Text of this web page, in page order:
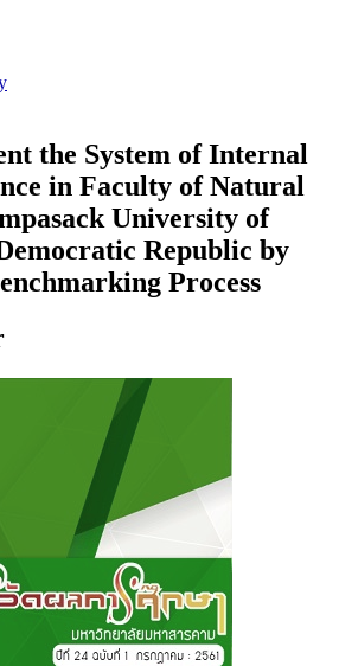
the System of Internal
in Faculty of Natural
University of
Republic by
Process